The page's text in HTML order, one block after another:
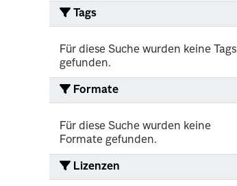
Tags
Für diese Suche wurden keine Tags
gefunden.
Formate
Für diese Suche wurden keine
Formate gefunden.
Lizenzen